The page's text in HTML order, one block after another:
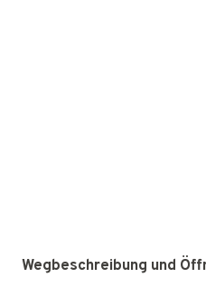
Wegbeschreibung und